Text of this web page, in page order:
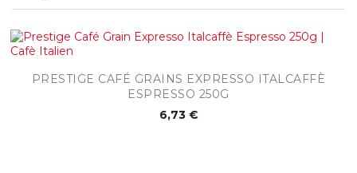
PRESTIGE CAFÉ GRAINS EXPRESSO ITALCAFFÈ
ESPRESSO 250G
6,73 €